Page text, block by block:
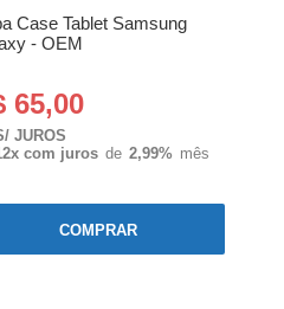
Case Tablet Samsung
- OEM
65,00
JUROS
com juros de 2,99% mês
COMPRAR